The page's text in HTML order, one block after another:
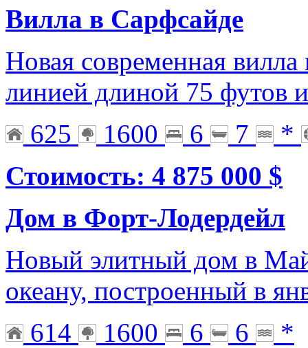
Вилла в Сарфсайде
Новая современная
линией длиной 75 футов
625
1600 6 7
*
Стоимость: 4 875 000 $
Дом в Форт-Лодердейл
Новый элитный дом в
океану, построенный в
614
1600 6 6
*